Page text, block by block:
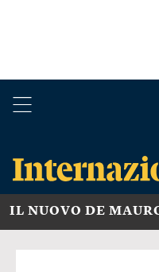
IL NUOVO DE